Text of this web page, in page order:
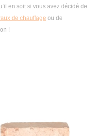
en soit si vous avez décidé de
de chauffage ou de
!